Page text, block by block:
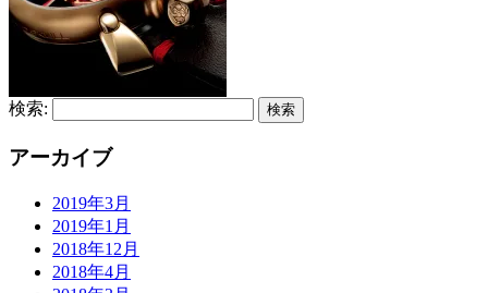
検索:
アーカイブ
2019年3月
2019年1月
2018年12月
2018年4月